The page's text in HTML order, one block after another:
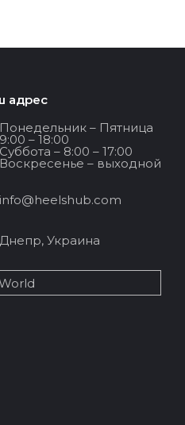
адрес
– Пятница
– 18:00
Суббота – 8:00 – 17:00
Воскресенье – выходной
info@heelshub.com
Днепр, Украина